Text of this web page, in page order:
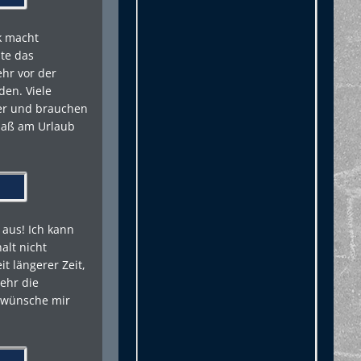
macht
das
vor der
Viele
und brauchen
am Urlaub
Ich kann
nicht
längerer Zeit,
die
mir